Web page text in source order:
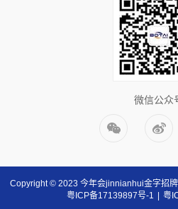
微信公众
Copyright © 2023 今年会jinnianhui金字招
粤ICP备17139897号-1 | 粤